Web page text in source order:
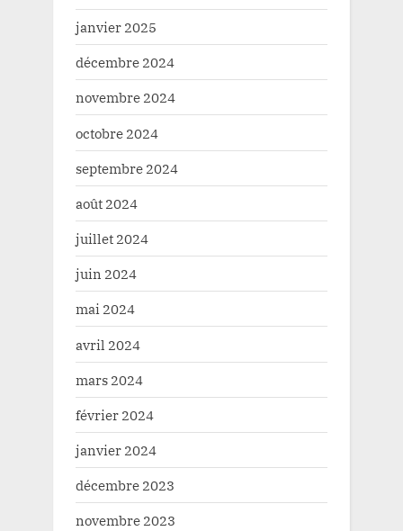
janvier 2025
décembre 2024
novembre 2024
octobre 2024
septembre 2024
août 2024
juillet 2024
juin 2024
mai 2024
avril 2024
mars 2024
février 2024
janvier 2024
décembre 2023
novembre 2023